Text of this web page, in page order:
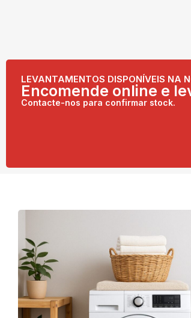
LEVANTAMENTOS DISPONÍVEIS NA
Encomende online e
Contacte-nos para confirmar stock.